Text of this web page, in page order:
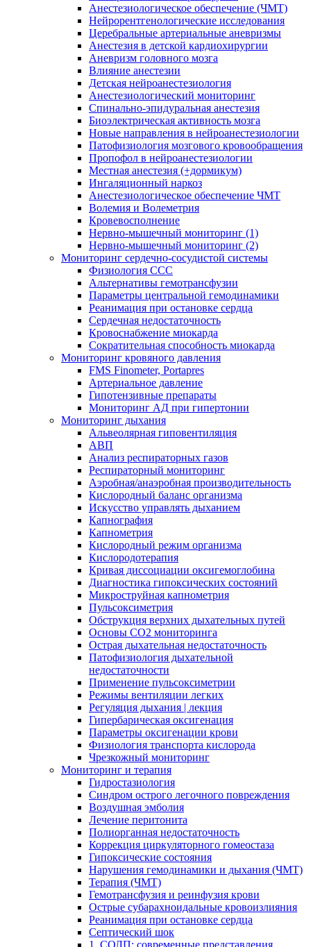
Анестезиологическое обеспечение (ЧМТ)
Нейрорентгенологические исследования
Церебральные артериальные аневризмы
Анестезия в детской кардиохирургии
Аневризм головного мозга
Влияние анестезии
Детская нейроанестезиология
Анестезиологический мониторинг
Спинально-эпидуральная анестезия
Биоэлектрическая активность мозга
Новые направления в нейроанестезиологии
Патофизиология мозгового кровообращения
Пропофол в нейроанестезиологии
Местная анестезия (+дормикум)
Ингаляционный наркоз
Анестезиологическое обеспечение ЧМТ
Волемия и Волеметрия
Кровевосполнение
Нервно-мышечный мониторинг (1)
Нервно-мышечный мониторинг (2)
Мониторинг сердечно-сосудистой системы
Физиология ССС
Альтернативы гемотрансфузии
Параметры центральной гемодинамики
Реанимация при остановке сердца
Сердечная недостаточность
Кровоснабжение миокарда
Сократительная способность миокарда
Мониторинг кровяного давления
FMS Finometer, Portapres
Артериальное давление
Гипотензивные препараты
Мониторинг АД при гипертонии
Мониторинг дыхания
Альвеолярная гиповентиляция
АВП
Анализ респираторных газов
Респираторный мониторинг
Аэробная/анаэробная производительность
Кислородный баланс организма
Искусство управлять дыханием
Капнография
Капнометрия
Кислородный режим организма
Кислородотерапия
Кривая диссоциации оксигемоглобина
Диагностика гипоксических состояний
Микроструйная капнометрия
Пульсоксиметрия
Обструкция верхних дыхательных путей
Основы СО2 мониторинга
Острая дыхательная недостаточность
Патофизиология дыхательной
недостаточности
Применение пульсоксиметрии
Режимы вентиляции легких
Регуляция дыхания | лекция
Гипербарическая оксигенация
Параметры оксигенации крови
Физиология транспорта кислорода
Чрезкожный мониторинг
Мониторинг и терапия
Гидростазиология
Cиндром острого легочного повреждения
Воздушная эмболия
Лечение перитонита
Полиорганная недостаточность
Коррекция циркуляторного гомеостаза
Гипоксические состояния
Нарушения гемодинамики и дыхания (ЧМТ)
Терапия (ЧМТ)
Гемотрансфузия и реинфузия крови
Острые субарахноидальные кровоизлияния
Реанимация при остановке сердца
Септический шок
1. СОЛП: современные представления